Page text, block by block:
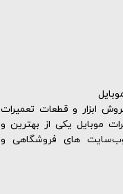
ابزار و قطعات تعمیرات
موبایل یکی از بهترین و
های فروشگاهی و